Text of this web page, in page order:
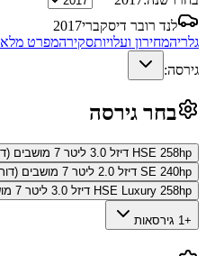
לנד רובר דיסקברי2017
גלריהמחירון ועלויותסקירהמפרט מלא
גירסה:
בחר גירסה
HSE 258hp דיזל 3.0 ליטר 7 מושבים (דור 5)
SE 240hp דיזל 2.0 ליטר 7 מושבים (דור 5)
HSE Luxury 258hp דיזל 3.0 ליטר 7 מושבים (דור 5)
+1 גירסאות